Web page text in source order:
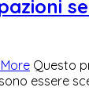
Questo
essere